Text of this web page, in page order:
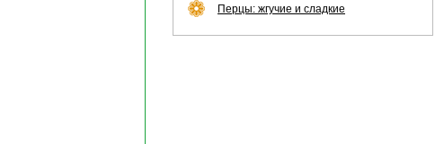
Перцы: жгучие и сладкие